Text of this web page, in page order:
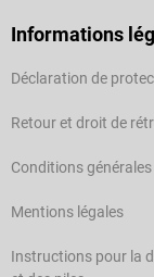
Informations
Déclaration de
Retour et droit de
Conditions
Mentions légales
Instructions pour la